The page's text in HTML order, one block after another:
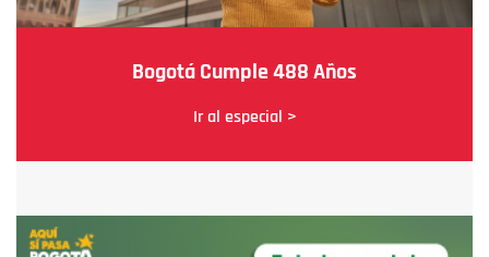
Bogotá Cumple 488 Años
Ir al especial >